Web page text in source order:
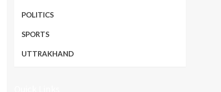
POLITICS
SPORTS
UTTRAKHAND